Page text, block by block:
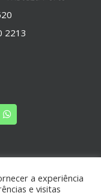
2213
a experiência
e visitas